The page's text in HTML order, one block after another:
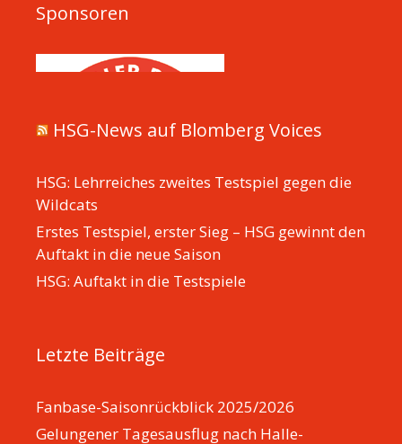
Sponsoren
HSG-News auf Blomberg Voices
HSG: Lehrreiches zweites Testspiel gegen die
Wildcats
Erstes Testspiel, erster Sieg – HSG gewinnt den
Auftakt in die neue Saison
HSG: Auftakt in die Testspiele
Letzte Beiträge
Fanbase-Saisonrückblick 2025/2026
Gelungener Tagesausflug nach Halle-